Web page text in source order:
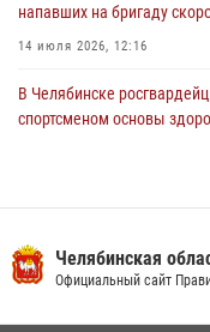
напавших на бригаду
14 июля 2026, 12:16
В Челябинске
спортсменом основы
23 июля 2026, 09:28 2
Челябинская
Официальный сайт